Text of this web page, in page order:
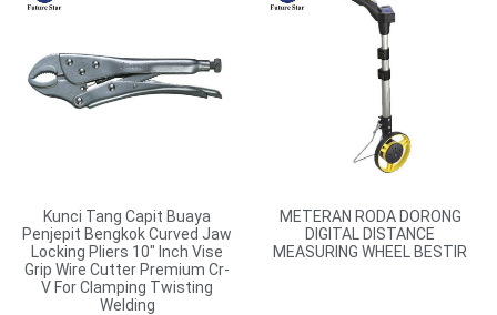
Kunci Tang Capit Buaya
Penjepit Bengkok Curved Jaw
Locking Pliers 10″ Inch Vise
Grip Wire Cutter Premium Cr-
V For Clamping Twisting
Welding
METERAN RODA DORONG
DIGITAL DISTANCE
MEASURING WHEEL BESTIR